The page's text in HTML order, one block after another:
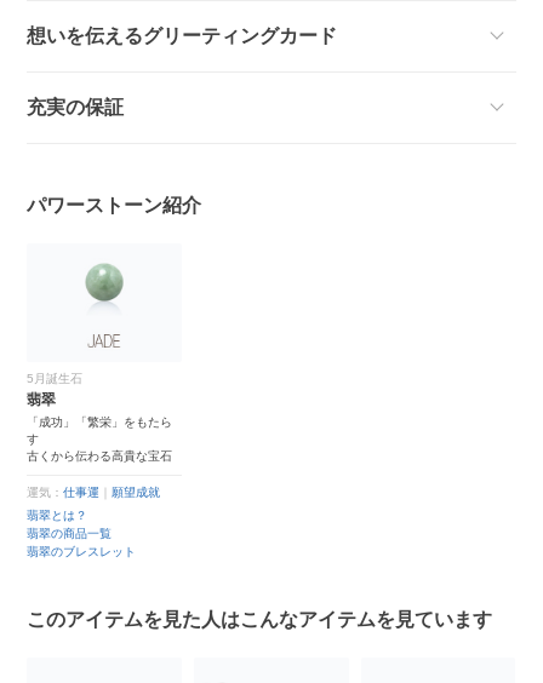
想いを伝えるグリーティングカード
充実の保証
パワーストーン紹介
5月誕生石
翡翠
「成功」「繁栄」をもたら
す
古くから伝わる高貴な宝石
運気：仕事運
願望成就
翡翠とは？
翡翠の商品一覧
翡翠のブレスレット
このアイテムを見た人はこんなアイテムを見ています